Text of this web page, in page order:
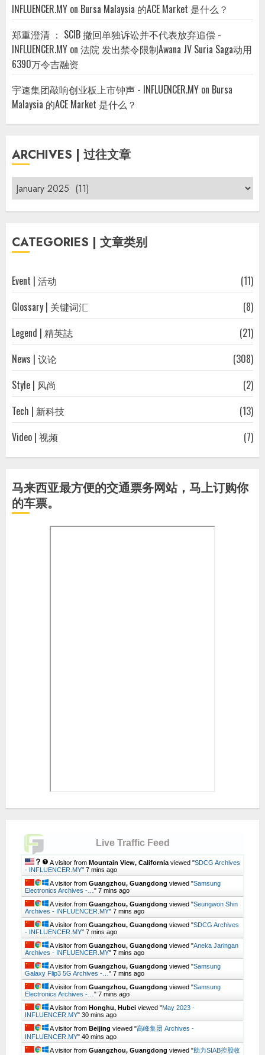
INFLUENCER.MY on Bursa Malaysia 的ACE Market 是什么？
郑重澄清 ： SCIB 撤回单独诉讼并不代表放弃追偿 -
INFLUENCER.MY on 法院 发出禁令限制Awana JV Suria Saga动用
6390万令吉融资
宇速集团敲响创业板上市钟声 - INFLUENCER.MY on Bursa
Malaysia 的ACE Market 是什么？
ARCHIVES | 过往文章
Archives
|
过
文
CATEGORIES | 文章类别
Event | 活动
(11)
Glossary | 关键词汇
(8)
Legend | 精英誌
(21)
News | 议论
(308)
Style | 风尚
(2)
Tech | 新科技
(13)
Video | 视频
(7)
马来西亚最方便的交通票务网站，马上订购你
的车票。
Live Traffic Feed
A visitor from Mountain View, California viewed "SDCG Archives
- INFLUENCER.MY" 7 mins ago
A visitor from Guangzhou, Guangdong viewed "Samsung
Electronics Archives -… " 7 mins ago
A visitor from Guangzhou, Guangdong viewed "Seungwon Shin
Archives - INFLUENCER.MY" 7 mins ago
A visitor from Guangzhou, Guangdong viewed "SDCG Archives
- INFLUENCER.MY" 7 mins ago
A visitor from Guangzhou, Guangdong viewed "Aneka Jaringan
Archives - INFLUENCER.MY" 7 mins ago
A visitor from Guangzhou, Guangdong viewed "Samsung
Galaxy Flip3 5G Archives -… " 7 mins ago
A visitor from Guangzhou, Guangdong viewed "Samsung
Electronics Archives -… " 7 mins ago
A visitor from Honghu, Hubei viewed "May 2023 -
INFLUENCER.MY" 30 mins ago
A visitor from Beijing viewed "高峰集团 Archives -
INFLUENCER.MY" 40 mins ago
A visitor from Guangzhou, Guangdong viewed "助力SIAB控股收